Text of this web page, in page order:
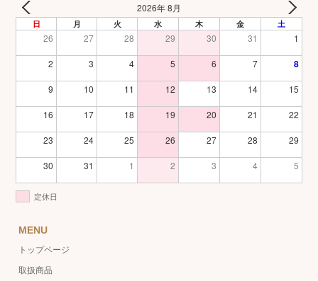
2026年 8月
日 月 火 水 木 金 土
26 27 28 29 30 31 1
2 3 4 5 6 7 8
9 10 11 12 13 14 15
16 17 18 19 20 21 22
23 24 25 26 27 28 29
30 31 1 2 3 4 5
定休日
MENU
トップページ
取扱商品